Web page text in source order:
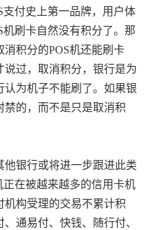
支付史上第一品牌，用户体
刷卡自然没有积分了。那
积分的POS机还能刷卡
说过，取消积分，银行是为
为机子不能刷了。如果银
的，而不是只是取消积
他银行或将进一步跟进此类
在被越来越多的信用卡机
构受理的交易不累计积
通易付、快钱、随行付、